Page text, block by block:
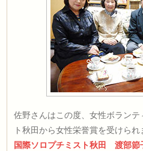
佐野さんはこの度、女性ボラン
ト秋田から女性栄誉賞を受けられ
国際ソロプチミスト秋田 渡部節